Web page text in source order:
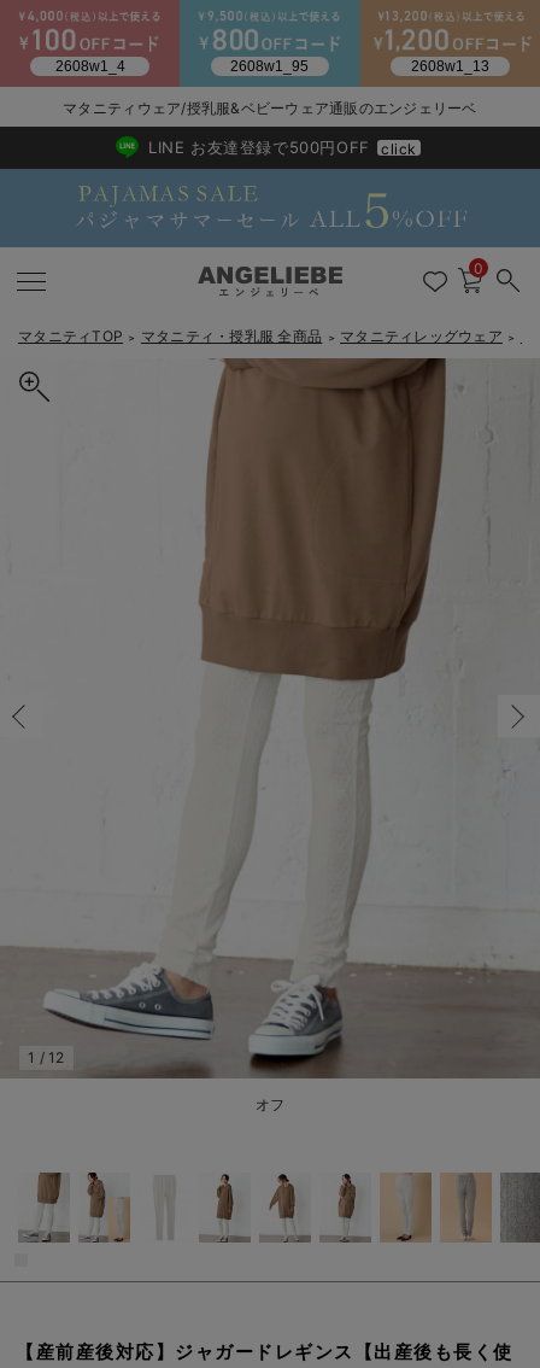
戻る
マタニティ アウター（コート）・ママコート
戻る
マタニティ 下着・インナー全て
妊婦帯・腹帯・産前ガードル
マタニティ 授乳 キャミソール
産褥ショーツ
骨盤・マタニティベルト （妊娠中・産後）
戻る
戻る
マタニティ ドレス（結婚式・お呼ばれ）
マタニティ フォーマル パンツ・ボトムス
戻る
戻る
マタニティレッグウェア全て
戻る
戻る
【アウトレット】インナー
戻る
冷房対策
快適機能ウェア特集 トップス
快適機能ウェア特集 ボトムス
快適機能ウェア特集 パジャマ
ハレの日に着るANGELIEBEのセレモニー
買って正解！高評価レビューアイテム
親子コーデ｜ママとベビーにおすすめ！
戻る
送料無料アイテム全て
ワンピース
トップス
パンツ
スカート
ブラキャミ おまとめ
【37周年祭セール】
【37周年祭セール】
【37周年祭セール】
気温差別オススメア
【15℃】3月下旬～
【〜10℃】3月中旬
動きやすく着回しで
涼しくて可愛い「ワ
強撚スムース(コス
マタニティウェア
【おまとめ割】パジ
こだわりの履き心地
カジュアル
デニム
レギンス
オフィス
ジャケット派
きれいめトップス派
きれいめスカート派
きれいめ美脚パンツ派
出産準備応援割全て
マタニティパジャマ
マタニティインナー
ベビー
【オフィスカジュア
【オフィスカジュア
レギンスタイプ
パンツタイプ
【フォーマル】ワン
【フォーマル】ボト
【フォーマル】トッ
【ベビー】長袖
【ベビー】半袖
【ベビー】グッズ
ハンカチ
2WAYオール
コンビ肌着
短肌着
快適ウェア10%OFF
快適ウェア10%OFF
春のマタニティワン
セットアップ・ レイ
Aライン ・フレアワ
Iライン ・タイトシ
ジャンパースカート/
Gift Selection 出産
〜3,000円（税込）
〜5,000円（税込）
〜10,000円（税込）
10,001円（税込）〜
女の子におススメの
冬の冷え対策インナ
薄くてあったか
綿混素材
腹巻・ひざ上パンツ
保温&リカバリー
入院準備の持ち物チ
入院してすぐ使うグ
赤ちゃんへ使うもの
産後に使うグッズ
冬のあったか特集全て
【冬のあったか特集
【冬のあったか特集
【冬のあったか特集
【冬のあったか特集
マタニティウェア/授乳服&ベビーウェア通販のエンジェリーベ
2026/NewArrival
送料495円(一部地域を除く) 7,700円以上で送料無料
LINE お友達登録で500円OFF click
0
マタニティTOP ＞ マタニティ・授乳服 全商品 ＞ マタニティレッグウェア ＞
オフ
1 / 12
【産前産後対応】ジャガードレギンス【出産後も長く使
【産前産後対応】ジャガードレギンス【出産後も長く使える】
S-M/在庫あり
￥2,948
M-L/在庫なし